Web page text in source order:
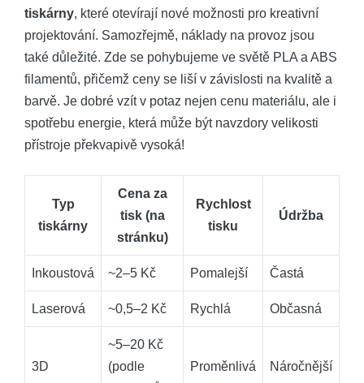
tiskárny,⁣ které otevírají‌ nové ⁤možnosti pro kreativní
projektování. Samozřejmě, ⁢náklady na provoz⁤ jsou
také důležité. Zde se pohybujeme ve ‌světě​ PLA a ABS‌
filamentů, přičemž ceny⁢ se liší v závislosti na kvalitě a
barvě. Je dobré vzít v potaz nejen cenu ​materiálu, ale i⁣
spotřebu energie, která může být navzdory⁤ velikosti
přístroje překvapivě vysoká!
Typ
tiskárny
Cena za
tisk⁢ (na
stránku)
Rychlost
tisku
Údržba
Inkoustová ~2–5 ‌Kč Pomalejší Častá
Laserová ~0,5–2 Kč Rychlá Občasná
3D
~5–20 ‍Kč
(podle
Proměnlivá Náročnější